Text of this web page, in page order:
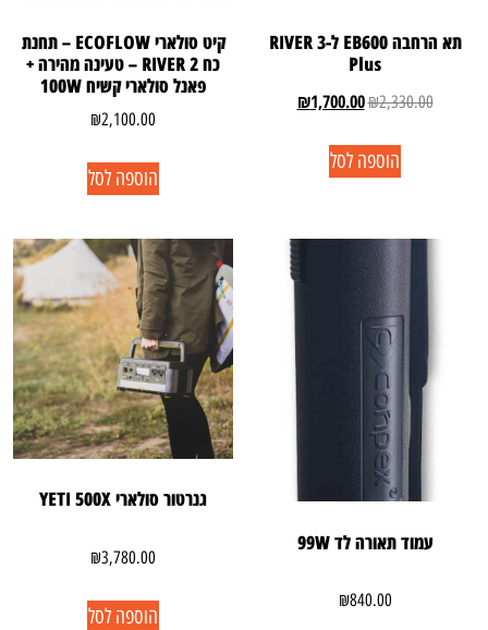
תא הרחבה EB600 ל-RIVER 3
Plus
₪2,330.00
₪1,700.00
הוספה לסל
קיט סולארי ECOFLOW – תחנת
כח RIVER 2 – טעינה מהירה +
פאנל סולארי קשיח 100W
₪2,100.00
הוספה לסל
עמוד תאורה לד 99W
₪840.00
גנרטור סולארי YETI 500X
₪3,780.00
הוספה לסל